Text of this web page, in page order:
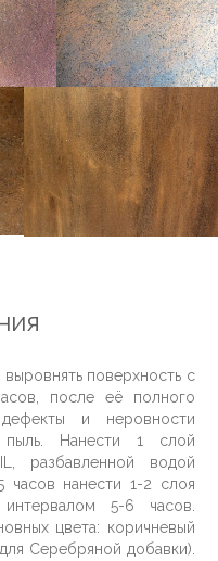
поверхность с
после её полного
и неровности
пыль. Нанести 1 слой
разбавленной водой
часов нанести 1-2 слоя
5-6 часов.
цвета: коричневый
Серебряной добавки).